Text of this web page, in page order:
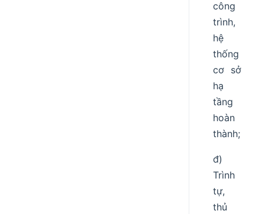
công
trình,
hệ
thống
cơ sở
hạ
tầng
hoàn
thành;
đ)
Trình
tự,
thủ